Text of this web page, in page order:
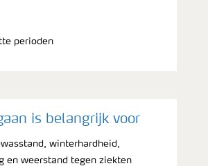
perioden
is belangrijk voor
winterhardheid,
en weerstand tegen ziekten